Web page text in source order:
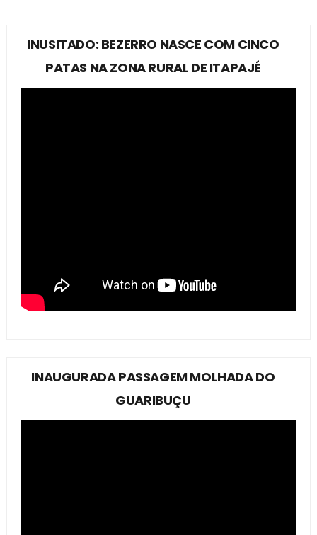
INUSITADO: BEZERRO NASCE COM CINCO
PATAS NA ZONA RURAL DE ITAPAJÉ
INAUGURADA PASSAGEM MOLHADA DO
GUARIBUÇU